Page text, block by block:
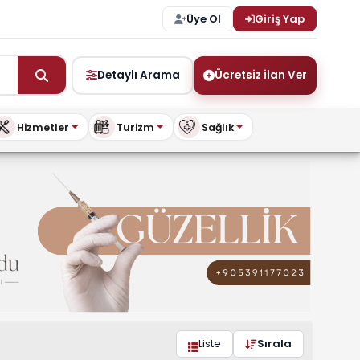
Üye Ol Giriş Yap
Detaylı Arama Ücretsiz ilan Ver
Hizmetler Turizm Sağlık
buykibris.com
Liste Sırala